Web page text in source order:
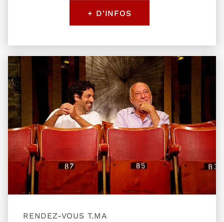
+ D'INFOS
RENDEZ-VOUS T.MA
Plus d'information sur l'évènement L’expérience